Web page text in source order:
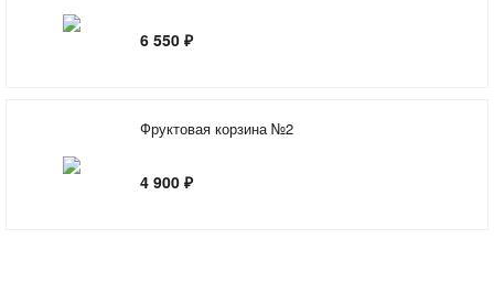
6 550 ₽
Фруктовая корзина №2
4 900 ₽